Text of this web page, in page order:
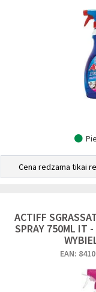
Cena redzama tikai
ACTIFF
SPRAY 750ML IT
EAN: